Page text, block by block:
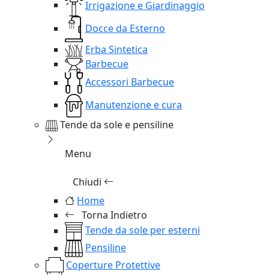
Irrigazione e Giardinaggio
Docce da Esterno
Erba Sintetica
Barbecue
Accessori Barbecue
Manutenzione e cura
Tende da sole e pensiline
Menu
Chiudi
Home
Torna Indietro
Tende da sole per esterni
Pensiline
Coperture Protettive